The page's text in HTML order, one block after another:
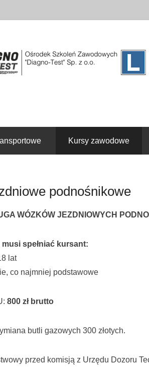
Kursy zawodowe
podnośnikowe
WÓZKÓW JEZDNIOWYCH
spełniać kursant:
lat
co najmniej podstawowe
800 zł brutto
butli gazowych 300 złotych.
przed komisją z Urzędu Dozoru